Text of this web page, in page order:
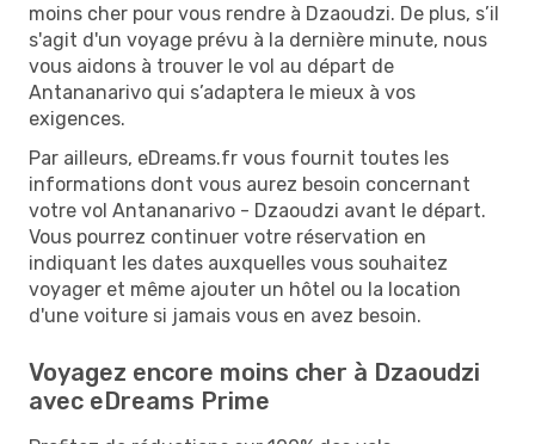
moins cher pour vous rendre à Dzaoudzi. De plus, s’il
s'agit d'un voyage prévu à la dernière minute, nous
vous aidons à trouver le vol au départ de
Antananarivo qui s’adaptera le mieux à vos
exigences.
Par ailleurs, eDreams.fr vous fournit toutes les
informations dont vous aurez besoin concernant
votre vol Antananarivo - Dzaoudzi avant le départ.
Vous pourrez continuer votre réservation en
indiquant les dates auxquelles vous souhaitez
voyager et même ajouter un hôtel ou la location
d'une voiture si jamais vous en avez besoin.
Voyagez encore moins cher à Dzaoudzi
avec eDreams Prime